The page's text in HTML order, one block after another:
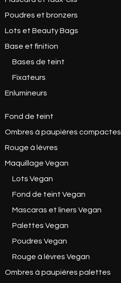
Poudres et bronzers
Lots et Beauty Bags
Base et finition
Bases de teint
Fixateurs
Enlumineurs
Fond de teint
Ombres à paupières compactes
Rouge à lèvres
Maquillage Vegan
Lots Vegan
Fond de teint Vegan
Mascaras et liners Vegan
Palettes Vegan
Poudres Vegan
Rouge à lèvres Vegan
Ombres à paupières palettes